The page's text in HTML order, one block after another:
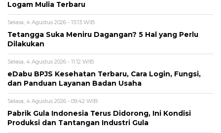
Logam Mulia Terbaru
Selasa, 4 Agustus 2026 - 13:13 WIB
Tetangga Suka Meniru Dagangan? 5 Hal yang Perlu
Dilakukan
Selasa, 4 Agustus 2026 - 11:12 WIB
eDabu BPJS Kesehatan Terbaru, Cara Login, Fungsi,
dan Panduan Layanan Badan Usaha
Selasa, 4 Agustus 2026 - 09:42 WIB
Pabrik Gula Indonesia Terus Didorong, Ini Kondisi
Produksi dan Tantangan Industri Gula